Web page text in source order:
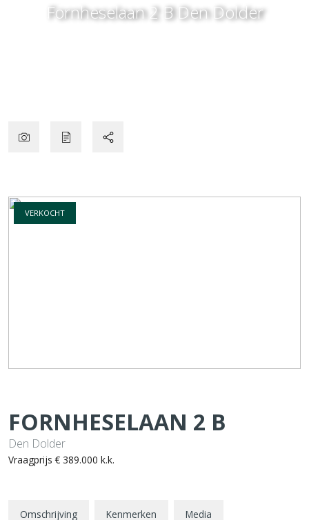
Fornheselaan 2 BDen Dolder
VERKOCHT
FORNHESELAAN 2 B
Den Dolder
Vraagprijs€ 389.000 k.k.
Omschrijving Kenmerken Media